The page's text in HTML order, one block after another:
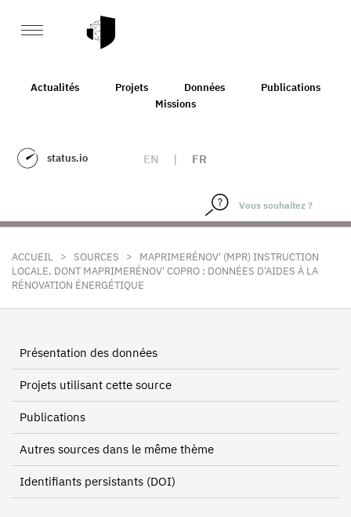
Actualités Projets Données
Publications
Missions
status.io EN | FR
ACCUEIL > SOURCES >
MAPRIMERÉNOV' (MPR) INSTRUCTION
LOCALE, DONT MAPRIMERÉNOV' COPRO : DONNÉES D'AIDES À LA
RÉNOVATION ÉNERGÉTIQUE
Présentation des données
Projets utilisant cette source
Publications
Autres sources dans le même thème
Identifiants persistants (DOI)